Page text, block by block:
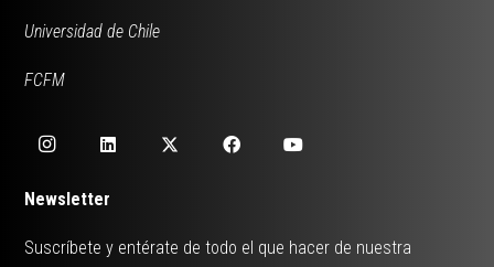
Universidad de Chile
FCFM
Newsletter
Suscríbete y entérate de todo el que hacer de nuestra